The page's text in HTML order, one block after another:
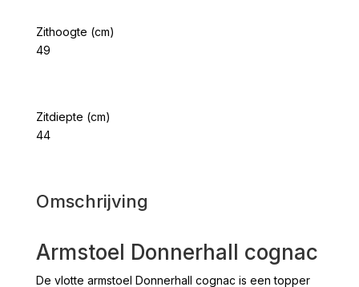
Zithoogte (cm)
49
Zitdiepte (cm)
44
Omschrijving
Armstoel Donnerhall cognac
De vlotte armstoel Donnerhall cognac is een topper